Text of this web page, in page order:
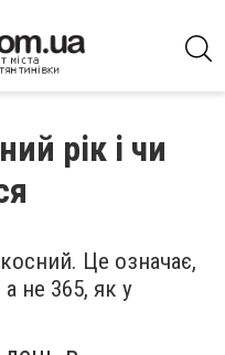
рік і чи
Це означає,
не 365, як у